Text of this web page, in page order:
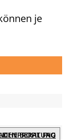
je
FAQ
BERATUNG